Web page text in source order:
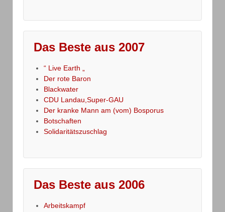
Das Beste aus 2007
“ Live Earth „
Der rote Baron
Blackwater
CDU Landau,Super-GAU
Der kranke Mann am (vom) Bosporus
Botschaften
Solidaritätszuschlag
Das Beste aus 2006
Arbeitskampf